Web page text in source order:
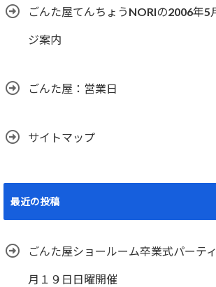
ごんた屋てんちょうNORIの2006年5
ジ案内
ごんた屋：営業日
サイトマップ
最近の投稿
ごんた屋ショールーム卒業式パーテ
月１９日日曜開催